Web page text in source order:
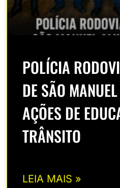
POLÍCIA
DE SÃO
AÇÕES DE
TRÂNSITO
LEIA MAIS »